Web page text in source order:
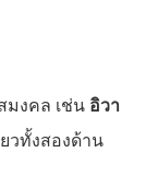
มงคล เช่น อิวา
วทั้งสองด้าน